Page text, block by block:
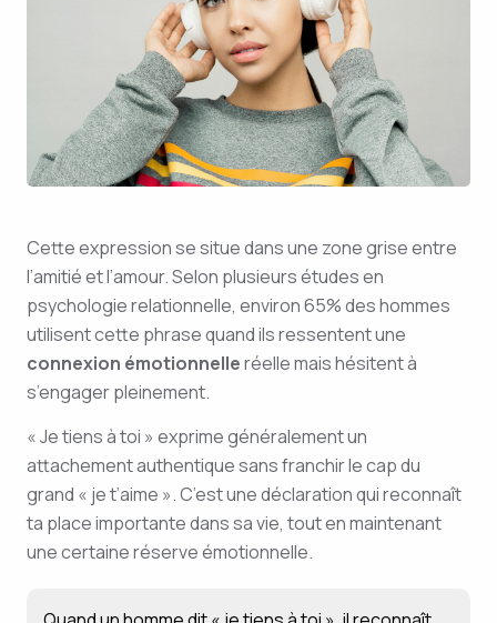
Cette expression se situe dans une zone grise entre
l’amitié et l’amour. Selon plusieurs études en
psychologie relationnelle, environ 65% des hommes
utilisent cette phrase quand ils ressentent une
connexion émotionnelleréelle mais hésitent à
s’engager pleinement.
« Je tiens à toi » exprime généralement un
attachement authentique sans franchir le cap du
grand « je t’aime ». C’est une déclaration qui reconnaît
ta place importante dans sa vie, tout en maintenant
une certaine réserve émotionnelle.